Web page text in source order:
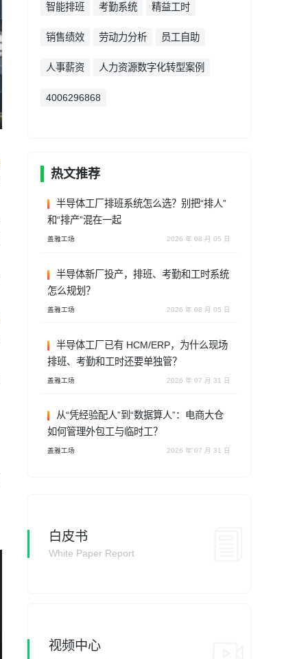
智能排班 考勤系统 精益工时
销售绩效 劳动力分析 员工自助
人事薪资 人力资源数字化转型案例
4006296868
热文推荐
半导体工厂排班系统怎么选？别把“排人”
和“排产”混在一起
盖雅工场 2026 年 08 月 05 日
半导体新厂投产，排班、考勤和工时系统
怎么规划？
盖雅工场 2026 年 08 月 05 日
半导体工厂已有 HCM/ERP，为什么现场
排班、考勤和工时还要单独管？
盖雅工场 2026 年 07 月 31 日
从“凭经验配人”到“数据算人”：电商大仓
如何管理外包工与临时工？
盖雅工场 2026 年 07 月 31 日
白皮书
White Paper Report
视频中心